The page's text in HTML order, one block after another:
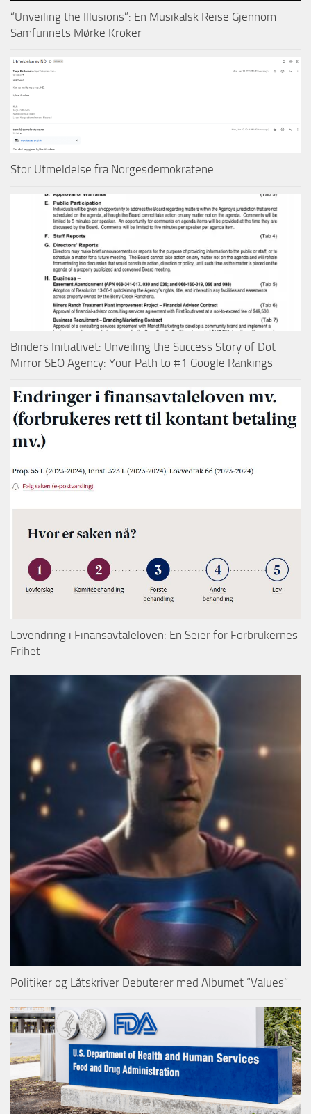
“Unveiling the Illusions”: En Musikalsk Reise Gjennom
Samfunnets Mørke Kroker
Stor Utmeldelse fra Norgesdemokratene
Binders Initiativet: Unveiling the Success Story of Dot
Mirror SEO Agency: Your Path to #1 Google Rankings
Lovendring i Finansavtaleloven: En Seier for Forbrukernes
Frihet
Politiker og Låtskriver Debuterer med Albumet “Values”